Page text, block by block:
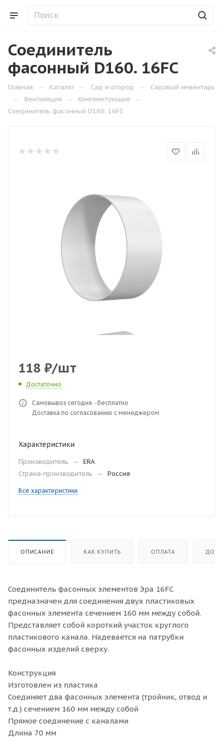
Соединитель
фасонный D160. 16FC
Главная — Каталог — Сад и огород — Садовый инвентарь
— Вентиляция — Комплектующие —
Соединитель фасонный D160. 16FC
118 ₽/шт
Достаточно
Самовывоз сегодня - бесплатно
Доставка по согласованию с менеджером
Характеристики
Производитель —
ERA
Страна-производитель
— Россия
Все характеристики
ОПИСАНИЕ КАК КУПИТЬ ОПЛАТА
Соединитель фасонных элементов Эра 16FC
предназначен для соединения двух пластиковых
фасонных элемента сечением 160 мм между собой.
Представляет собой короткий участок круглого
пластикового канала. Надевается на патрубки
фасонных изделий сверху.
Конструкция
Изготовлен из пластика
Соединяет два фасонных элемента (тройник, отвод и
т.д.) сечением 160 мм между собой
Прямое соединение с каналами
Длина 70 мм